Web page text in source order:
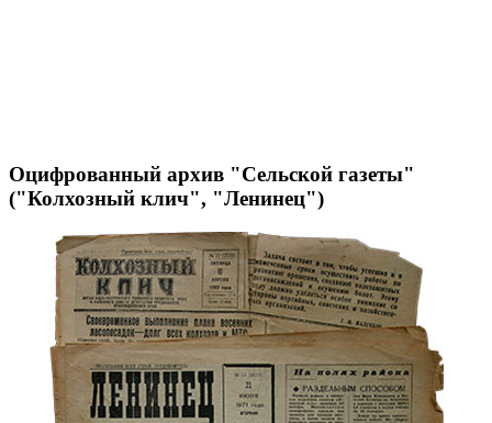
Оцифрованный архив "Сельской газеты"
("Колхозный клич", "Ленинец")